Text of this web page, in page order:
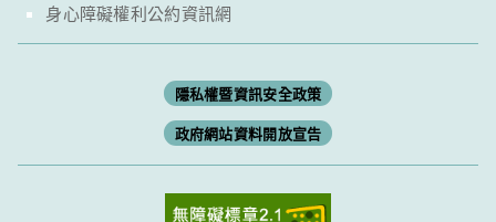
身心障礙權利公約資訊網
隱私權暨資訊安全政策
政府網站資料開放宣告